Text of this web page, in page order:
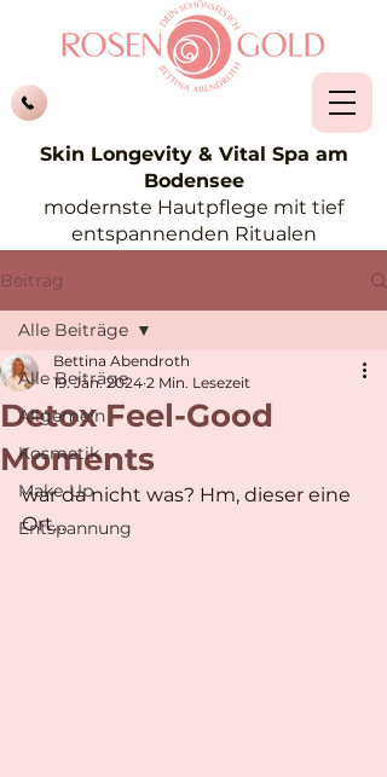
Skin Longevity & Vital Spa am
Bodensee
modernste Hautpflege mit tief
entspannenden Ritualen
Beitrag
Alle Beiträge
Allgemein
Kosmetik
Make-Up
Entspannung
Alle Beiträge
Detox Feel-Good
Moments
Bettina Abendroth
19. Jan. 2024 2 Min. Lesezeit
war da nicht was? Hm, dieser eine
Ort…